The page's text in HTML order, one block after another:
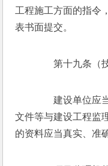
工程施工方面的指令
表书面提交。
第十九条（技
建设单位应当
文件等与建设工程监
的资料应当真实、准